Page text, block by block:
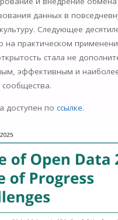
данных в
Следующее
на практическом
стала не
эффективным и
доступен по ссылке.